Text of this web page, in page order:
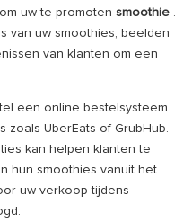
uw te promoten smoothie .
van uw smoothies, beelden
van klanten om een
een online bestelsysteem
zoals UberEats of GrubHub.
kan helpen klanten te
hun smoothies vanuit het
uw verkoop tijdens